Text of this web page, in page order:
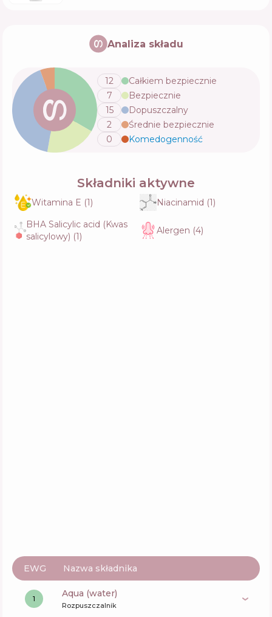
Analiza składu
12
Całkiem bezpiecznie
7
Bezpiecznie
15
Dopuszczalny
2
Średnie bezpiecznie
0
Komedogenność
Składniki aktywne
Witamina E (1) Niacinamid (1)
BHA Salicylic acid (Kwas
salicylowy) (1)
Alergen (4)
EWG Nazwa składnika
1 aqua (water)
Rozpuszczalnik